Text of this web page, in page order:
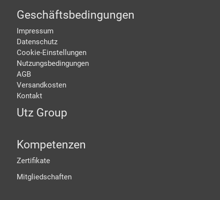
Geschäftsbedingungen
Impressum
Datenschutz
Cookie-Einstellungen
Nutzungsbedingungen
AGB
Versandkosten
Kontakt
Utz Group
Kompetenzen
Zertifikate
Mitgliedschaften